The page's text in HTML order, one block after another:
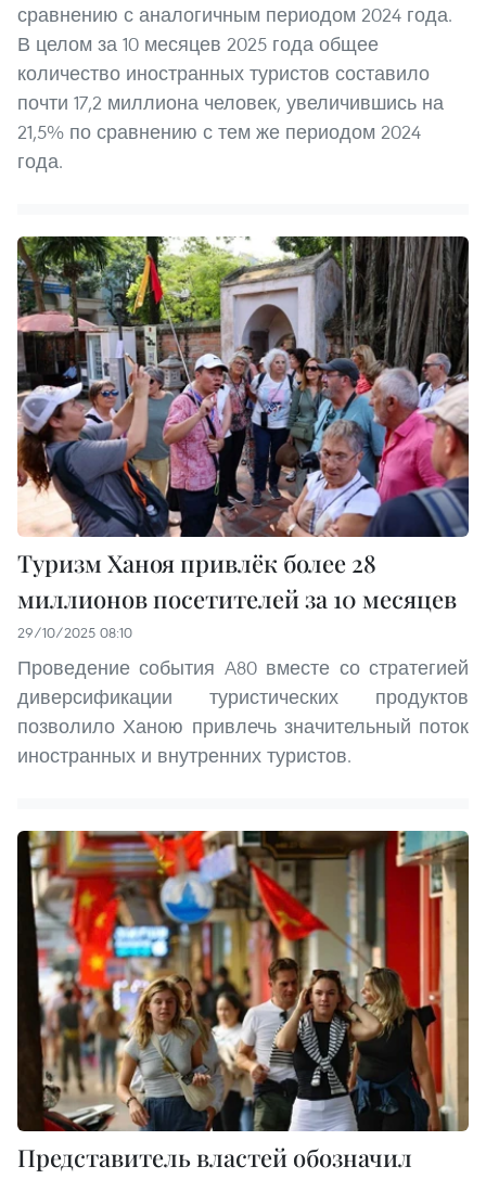
сравнению с аналогичным периодом 2024 года.
В целом за 10 месяцев 2025 года общее
количество иностранных туристов составило
почти 17,2 миллиона человек, увеличившись на
21,5% по сравнению с тем же периодом 2024
года.
Туризм Ханоя привлёк более 28
миллионов посетителей за 10 месяцев
29/10/2025 08:10
Проведение события A80 вместе со стратегией
диверсификации туристических продуктов
позволило Ханою привлечь значительный поток
иностранных и внутренних туристов.
Представитель властей обозначил